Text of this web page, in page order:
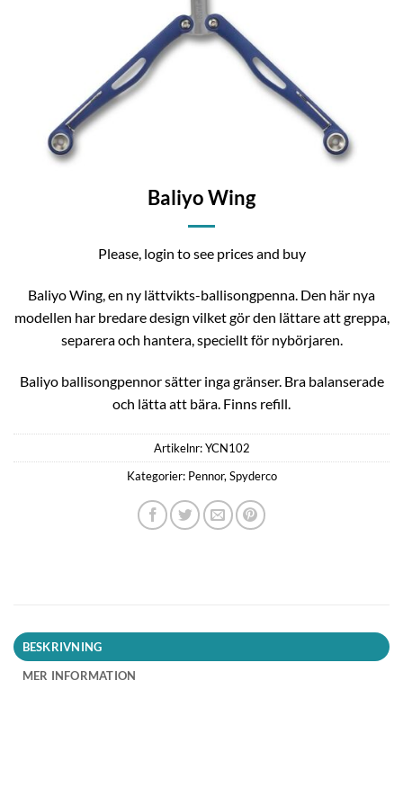
Baliyo Wing
Please, login to see prices and buy
Baliyo Wing, en ny lättvikts-ballisongpenna. Den här nya
modellen har bredare design vilket gör den lättare att greppa,
separera och hantera, speciellt för nybörjaren.
Baliyo ballisongpennor sätter inga gränser. Bra balanserade
och lätta att bära. Finns refill.
Artikelnr:YCN102
Kategorier: Pennor, Spyderco
BESKRIVNING
MER INFORMATION